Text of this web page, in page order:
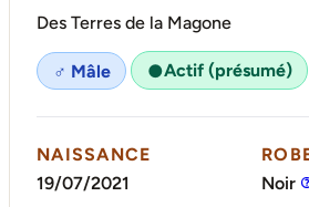
Des Terres de la Magone
♂ Mâle ●Actif (présumé)
NAISSANCE
19/07/2021
Noir